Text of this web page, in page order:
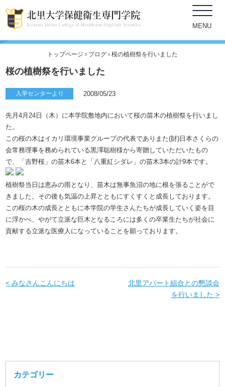
MENU
ブログ
トップページ › ブログ › 桜の植樹祭を行いました
桜の植樹祭を行いました
入学センターより 2008/05/23
先月4月24日（木）に本学院敷地内において桜の苗木の植樹祭を行いまし
た。
この桜の木はイカリ環境事業グループの代表でありまた(財)日本さくらの
会常務理事を務められている黒澤聡樹様から寄贈していただいたもの
で、「吉野桜」の苗木6本と「八重紅シダレ」の苗木3本の計9本です。
植樹祭当日は恵みの雨となり、苗木は無事魚沼の地に根を張ることがで
きました。その後も気温の上昇とともにすくすくと成長しております。
この桜の木の成長とともに本学院の学生さんたちが成長していく姿を目
に浮かべ、やがて立派な巨木となるころには多くの卒業生たちが社会に
貢献する立派な医療人になっていることを願っております。
< みなさんこんにちは
北里アパート組合との懇談会
を行いました >
カテゴリー